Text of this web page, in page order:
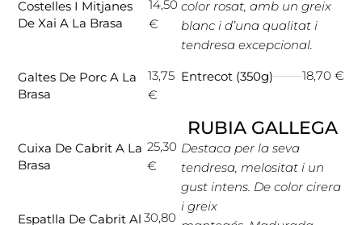
Costelles I Mitjanes
De Xai A La Brasa
14,50
€
Galtes De Porc A La
Brasa
13,75
€
Cuixa De Cabrit A La
Brasa
25,30
€
Espatlla De Cabrit Al 30,80
color rosat, amb un greix
blanc i d’una qualitat i
tendresa excepcional.
Entrecot (350g) 18,70 €
RUBIA GALLEGA
Destaca per la seva
tendresa, melositat i un
gust intens. De color cirera
i greix